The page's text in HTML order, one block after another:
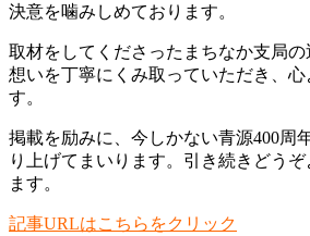
決意を噛みしめております。
取材をしてくださったまちなか支局
想いを丁寧にくみ取っていただき、心
す。
掲載を励みに、今しかない青源400周
り上げてまいります。引き続きどう
ます。
記事URLはこちらをクリック